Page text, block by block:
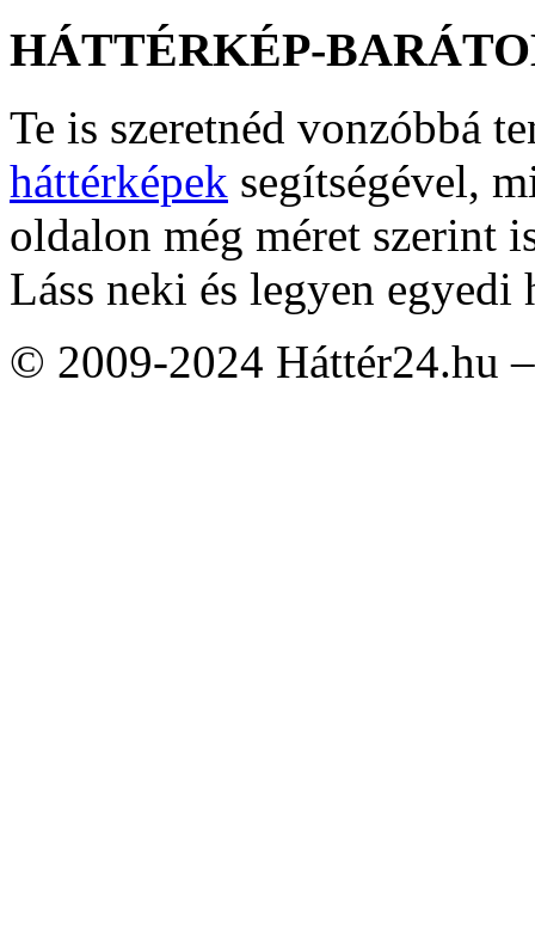
HÁTTÉRKÉP-
Te is szeretnéd vonzóbbá
háttérképek segítségével,
oldalon még méret szerint
Láss neki és legyen egyedi
© 2009-2024 Háttér24.hu